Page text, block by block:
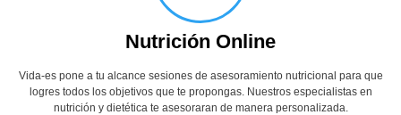
Nutrición Online
Vida-es pone a tu alcance sesiones de asesoramiento nutricional para que
logres todos los objetivos que te propongas. Nuestros especialistas en
nutrición y dietética te asesoraran de manera personalizada.